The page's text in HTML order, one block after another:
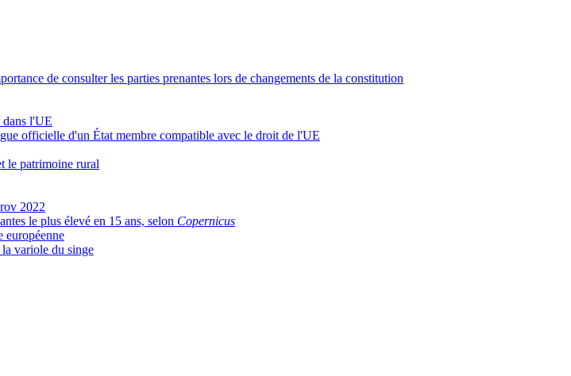
de consulter les parties prenantes lors de changements de la constitution
dans l'UE
officielle d'un État membre compatible avec le droit de l'UE
le patrimoine rural
2022
le plus élevé en 15 ans, selon Copernicus
européenne
variole du singe